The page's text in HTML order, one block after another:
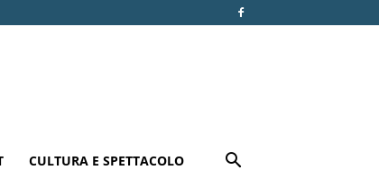
CULTURA E SPETTACOLO